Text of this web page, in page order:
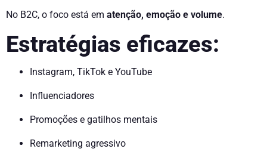
No B2C, o foco está em atenção, emoção e volume.
Estratégias eficazes:
Instagram, TikTok e YouTube
Influenciadores
Promoções e gatilhos mentais
Remarketing agressivo